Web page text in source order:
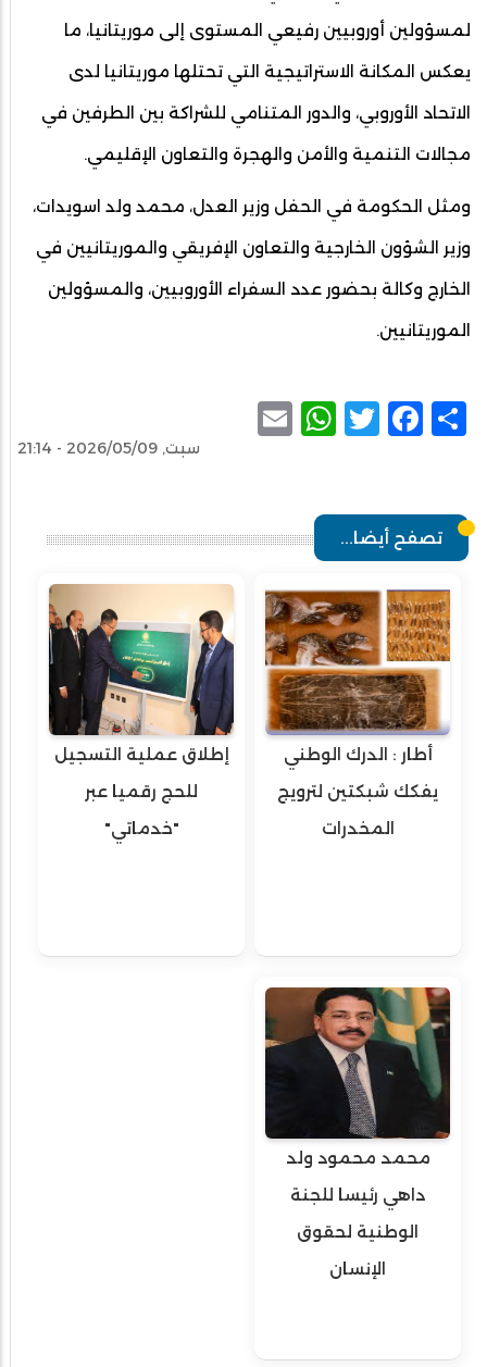
لمسؤولين أوروبيين رفيعي المستوى إلى موريتانيا، ما
يعكس المكانة الاستراتيجية التي تحتلها موريتانيا لدى
الاتحاد الأوروبي، والدور المتنامي للشراكة بين الطرفين في
مجالات التنمية والأمن والهجرة والتعاون الإقليمي.
ومثل الحكومة في الحفل وزير العدل، محمد ولد اسويدات،
وزير الشؤون الخارجية والتعاون الإفريقي والموريتانيين في
الخارج وكالة بحضور عدد السفراء الأوروبيين، والمسؤولين
الموريتانيين.
Share
Facebook
Twitter
WhatsApp
سبت, 2026/05/09 - 21:14
تصفح أيضا...
أطار : الدرك الوطني
يفكك شبكتين لترويج
المخدرات
إطلاق عملية التسجيل
للحج رقميا عبر
"خدماتي"
محمد محمود ولد
داهي رئيسا للجنة
الوطنية لحقوق
الإنسان